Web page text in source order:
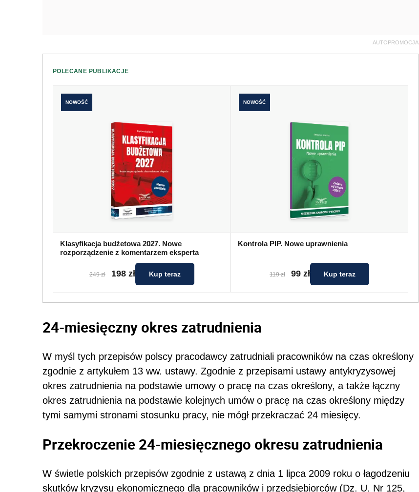
AUTOPROMOCJA
POLECANE PUBLIKACJE
NOWOŚĆ
Klasyfikacja budżetowa 2027. Nowe
rozporządzenie z komentarzem eksperta
249 zł 198 zł Kup teraz
NOWOŚĆ
Kontrola PIP. Nowe uprawnienia
119 zł 99 zł Kup teraz
24-miesięczny okres zatrudnienia
W myśl tych przepisów polscy pracodawcy zatrudniali pracowników na czas określony
zgodnie z artykułem 13 ww. ustawy. Zgodnie z przepisami ustawy antykryzysowej
okres zatrudnienia na podstawie umowy o pracę na czas określony, a także łączny
okres zatrudnienia na podstawie kolejnych umów o pracę na czas określony między
tymi samymi stronami stosunku pracy, nie mógł przekraczać 24 miesięcy.
Przekroczenie 24-miesięcznego okresu zatrudnienia
W świetle polskich przepisów zgodnie z ustawą z dnia 1 lipca 2009 roku o łagodzeniu
skutków kryzysu ekonomicznego dla pracowników i przedsiębiorców (Dz. U. Nr 125,